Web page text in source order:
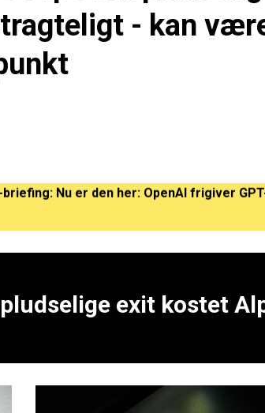
- kan
exit kostet